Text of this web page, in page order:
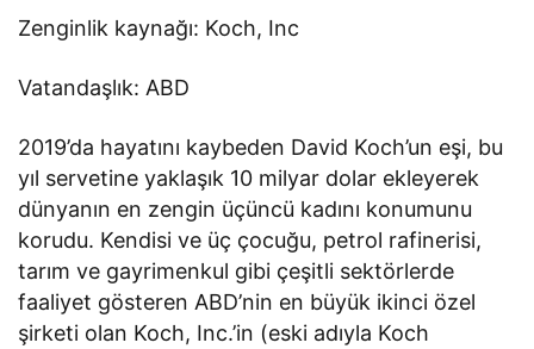
Zenginlik kaynağı: Koch, Inc
Vatandaşlık: ABD
2019’da hayatını kaybeden David Koch’un eşi, bu
yıl servetine yaklaşık 10 milyar dolar ekleyerek
dünyanın en zengin üçüncü kadını konumunu
korudu. Kendisi ve üç çocuğu, petrol rafinerisi,
tarım ve gayrimenkul gibi çeşitli sektörlerde
faaliyet gösteren ABD’nin en büyük ikinci özel
şirketi olan Koch, Inc.’in (eski adıyla Koch